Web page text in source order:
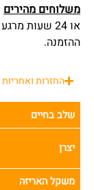
משלוחים מהירים
ההזמנה.
החזרות ואחריות
שלב בחיים
יצרן
משקל האריזה